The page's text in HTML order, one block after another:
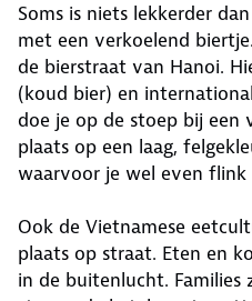
Soms is niets lekkerder
met een verkoelend
de bierstraat van Hanoi.
(koud bier) en
doe je op de stoep bij een
plaats op een laag,
waarvoor je wel even
Ook de Vietnamese
plaats op straat. Eten en
in de buitenlucht. Families